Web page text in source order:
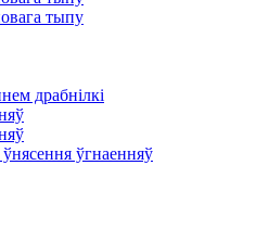
тыпу
драбнілкі
ўгнаенняў